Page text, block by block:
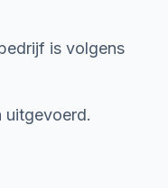
is volgens
uitgevoerd.